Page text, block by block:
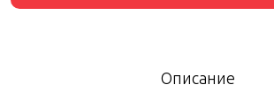
Описание